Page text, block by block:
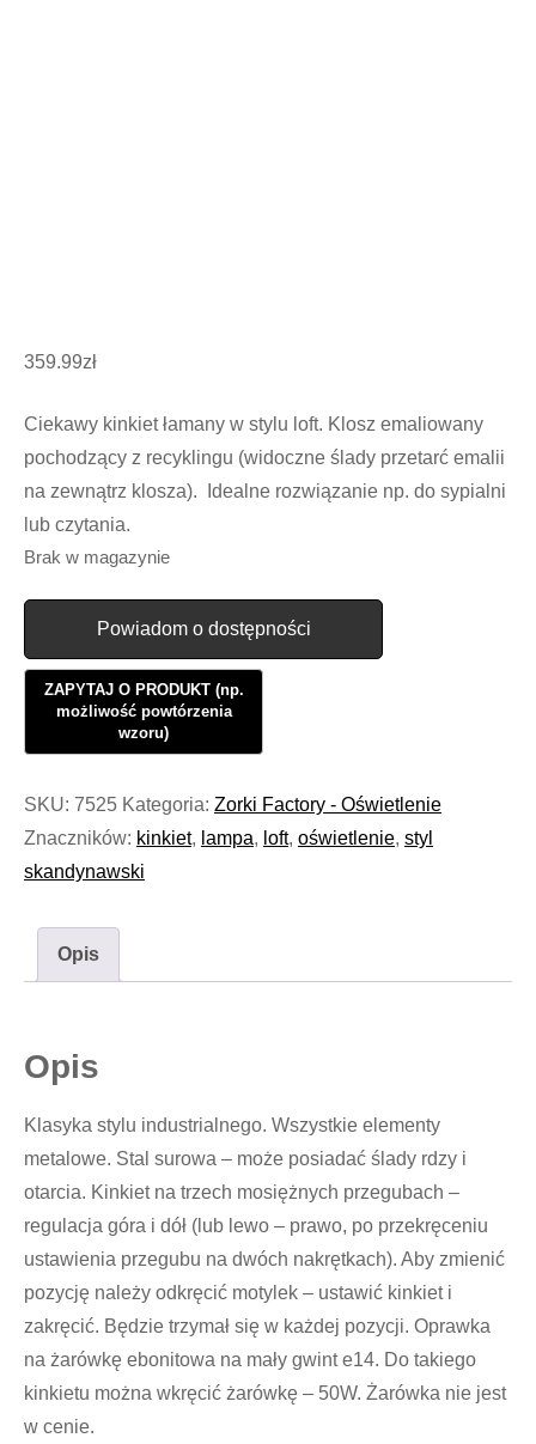
359.99zł
Ciekawy kinkiet łamany w stylu loft. Klosz emaliowany
pochodzący z recyklingu (widoczne ślady przetarć emalii
na zewnątrz klosza). Idealne rozwiązanie np. do sypialni
lub czytania.
Brak w magazynie
Powiadom o dostępności
SKU: 7525 Kategoria: Zorki Factory - Oświetlenie
Znaczników: kinkiet, lampa, loft, oświetlenie, styl
skandynawski
Opis
Opis
Klasyka stylu industrialnego. Wszystkie elementy
metalowe. Stal surowa – może posiadać ślady rdzy i
otarcia. Kinkiet na trzech mosiężnych przegubach –
regulacja góra i dół (lub lewo – prawo, po przekręceniu
ustawienia przegubu na dwóch nakrętkach). Aby zmienić
pozycję należy odkręcić motylek – ustawić kinkiet i
zakręcić. Będzie trzymał się w każdej pozycji. Oprawka
na żarówkę ebonitowa na mały gwint e14. Do takiego
kinkietu można wkręcić żarówkę – 50W. Żarówka nie jest
w cenie.